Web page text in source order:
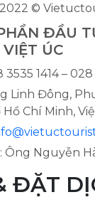
©
ĐẦU
VIỆT ÚC
1414 – 028
Linh Đông,
Chí Minh,
Ông Nguyễn
ĐẶT